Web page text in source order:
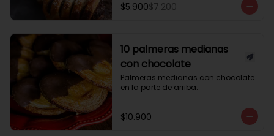
$5.900$7.200
10 palmeras medianas
con chocolate
Palmeras medianas con chocolate
en la parte de arriba.
$10.900